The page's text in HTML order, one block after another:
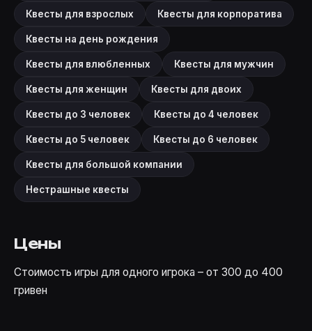
Квесты для взрослых Квесты для корпоратива
Квесты на день рождения
Квесты для влюбленных Квесты для мужчин
Квесты для женщин Квесты для двоих
Квесты до 3 человек Квесты до 4 человек
Квесты до 5 человек Квесты до 6 человек
Квесты для большой компании
Нестрашные квесты
Цены
Стоимость игры для одного игрока – от 300 до 400
гривен